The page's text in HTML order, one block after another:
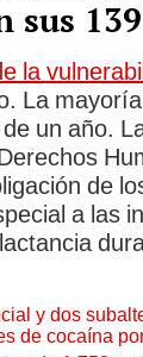
sus
la
La
un año.
de
a las
y dos
de cocaína